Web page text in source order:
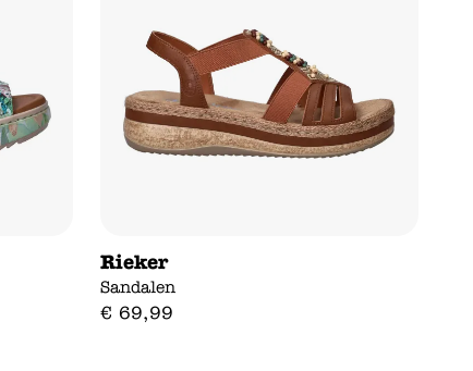
Rieker
Sandalen
€ 69,99